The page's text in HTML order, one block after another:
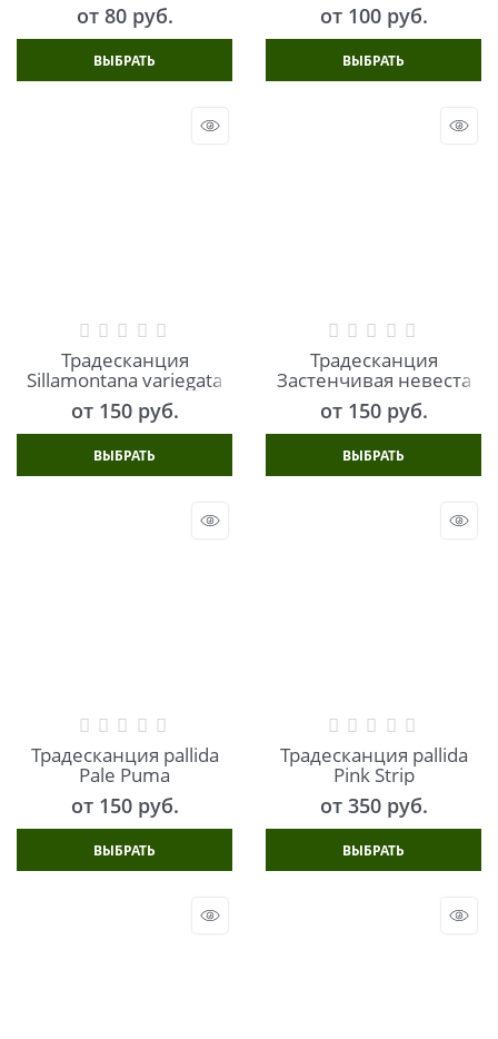
от 80 руб.
ВЫБРАТЬ
от 100 руб.
ВЫБРАТЬ
Традесканция
Sillamontana variegata
от 150 руб.
ВЫБРАТЬ
Традесканция
Застенчивая невеста
от 150 руб.
ВЫБРАТЬ
Традесканция pallida
Pale Puma
от 150 руб.
ВЫБРАТЬ
Традесканция pallida
Pink Strip
от 350 руб.
ВЫБРАТЬ